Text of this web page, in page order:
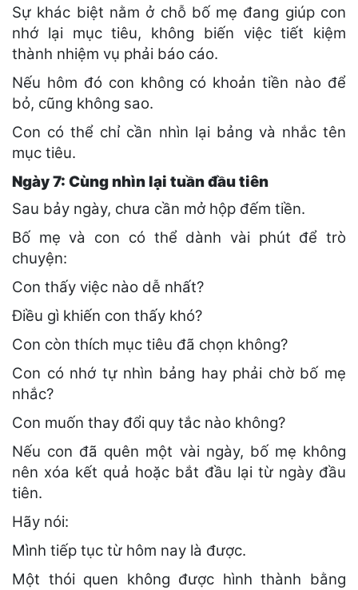
Sự khác biệt nằm ở chỗ bố mẹ đang giúp con
nhớ lại mục tiêu, không biến việc tiết kiệm
thành nhiệm vụ phải báo cáo.
Nếu hôm đó con không có khoản tiền nào để
bỏ, cũng không sao.
Con có thể chỉ cần nhìn lại bảng và nhắc tên
mục tiêu.
Ngày 7: Cùng nhìn lại tuần đầu tiên
Sau bảy ngày, chưa cần mở hộp đếm tiền.
Bố mẹ và con có thể dành vài phút để trò
chuyện:
Con thấy việc nào dễ nhất?
Điều gì khiến con thấy khó?
Con còn thích mục tiêu đã chọn không?
Con có nhớ tự nhìn bảng hay phải chờ bố mẹ
nhắc?
Con muốn thay đổi quy tắc nào không?
Nếu con đã quên một vài ngày, bố mẹ không
nên xóa kết quả hoặc bắt đầu lại từ ngày đầu
tiên.
Hãy nói:
Mình tiếp tục từ hôm nay là được.
Một thói quen không được hình thành bằng